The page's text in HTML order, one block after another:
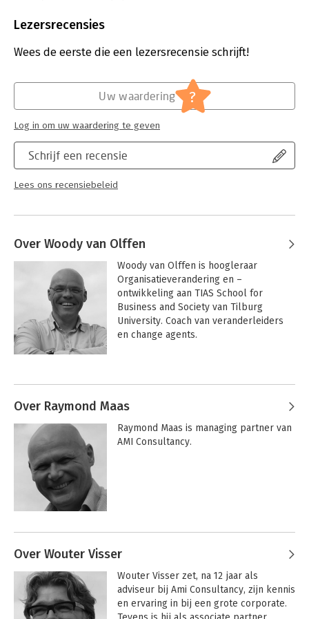
Uitgever:
Verschijningsdatum:
18-9-2019
Verandermanagement
Lezersrecensies
Wees de eerste die een lezersrecensie schrijft!
Schrijf een recensie
Lees ons recensiebeleid
Uw waardering ?
Log in om uw waardering te geven
Over Woody van Olffen
Woody van Olffen is hoogleraar
Organisatieverandering en –
ontwikkeling aan TIAS School for
Business and Society van Tilburg
University. Coach van veranderleiders
en change agents.
Olffen
voor
veranderavonturen
voor
veranderavonturen
Over Raymond Maas
Raymond Maas is managing partner van
AMI Consultancy.
Andere boeken door Raymond Maas
Over Wouter Visser
Wouter Visser zet, na 12 jaar als
adviseur bij Ami Consultancy, zijn kennis
en ervaring in bij een grote corporate.